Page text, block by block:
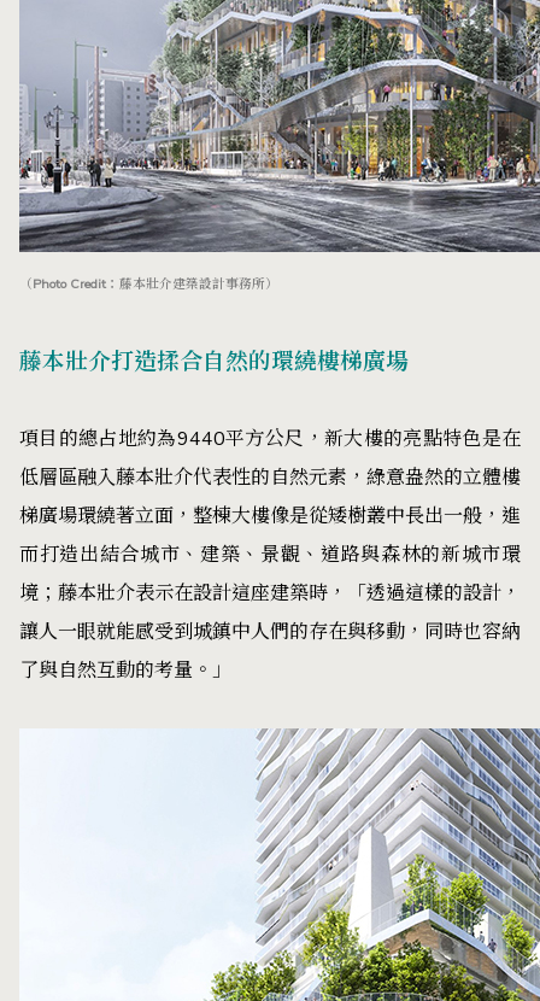
（Photo Credit：藤本壯介建築設計事務所）
藤本壯介打造揉合自然的環繞樓梯廣場
項目的總占地約為9440平方公尺，新大樓的亮點特色是在
低層區融入藤本壯介代表性的自然元素，綠意盎然的立體樓
梯廣場環繞著立面，整棟大樓像是從矮樹叢中長出一般，進
而打造出結合城市、建築、景觀、道路與森林的新城市環
境；藤本壯介表示在設計這座建築時，「透過這樣的設計，
讓人一眼就能感受到城鎮中人們的存在與移動，同時也容納
了與自然互動的考量。」